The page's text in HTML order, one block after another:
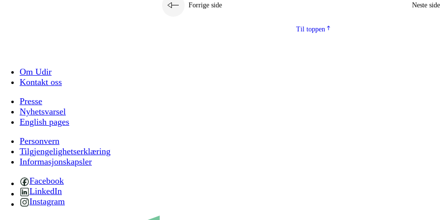
Forrige side Neste side
Til toppen
Om Udir
Kontakt oss
Presse
Nyhetsvarsel
English pages
Personvern
Tilgjengelighetserklæring
Informasjonskapsler
Facebook
LinkedIn
Instagram